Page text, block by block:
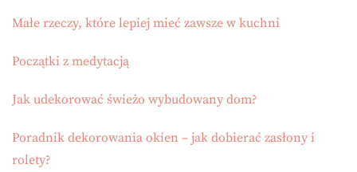
Małe rzeczy, które lepiej mieć zawsze w kuchni
Początki z medytacją
Jak udekorować świeżo wybudowany dom?
Poradnik dekorowania okien – jak dobierać zasłony i
rolety?